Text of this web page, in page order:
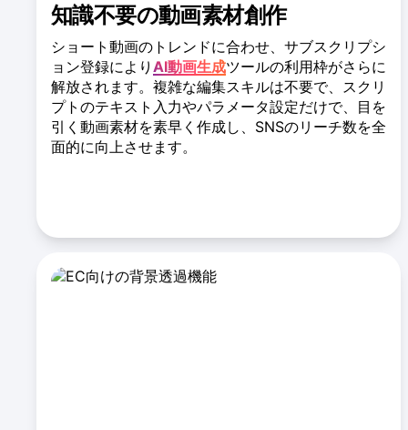
知識不要の動画素材創作
ショート動画のトレンドに合わせ、サブスクリプシ
ョン登録により AI動画生成ツールの利用枠がさらに
解放されます。複雑な編集スキルは不要で、スクリ
プトのテキスト入力やパラメータ設定だけで、目を
引く動画素材を素早く作成し、SNSのリーチ数を全
面的に向上させます。